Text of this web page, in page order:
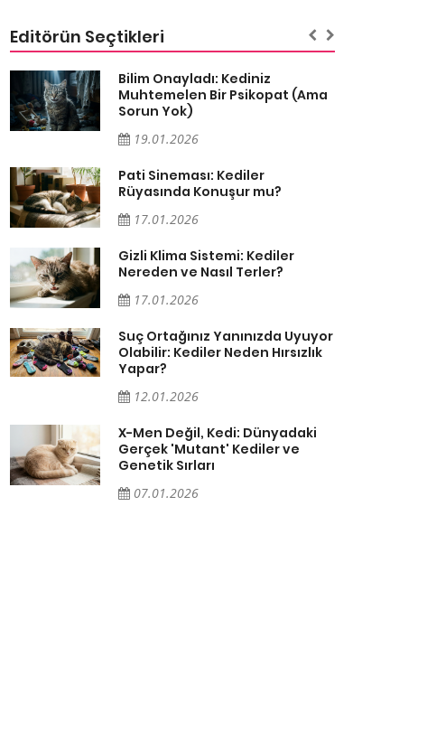
Editörün Seçtikleri
Bilim Onayladı: Kediniz
Muhtemelen Bir Psikopat (Ama
Sorun Yok)
19.01.2026
Pati Sineması: Kediler
Rüyasında Konuşur mu?
17.01.2026
Gizli Klima Sistemi: Kediler
Nereden ve Nasıl Terler?
17.01.2026
Suç Ortağınız Yanınızda Uyuyor
Olabilir: Kediler Neden Hırsızlık
Yapar?
12.01.2026
X-Men Değil, Kedi: Dünyadaki
Gerçek 'Mutant' Kediler ve
Genetik Sırları
07.01.2026